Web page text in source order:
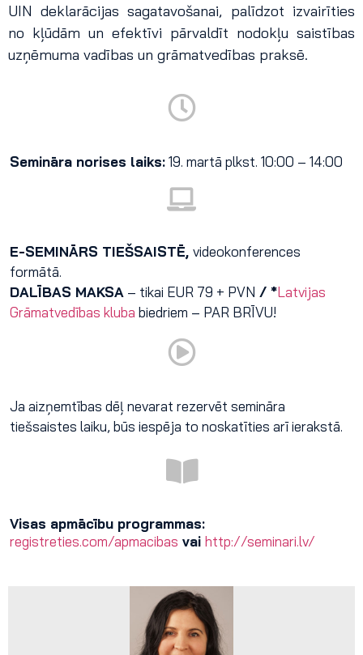
UIN deklarācijas sagatavošanai, palīdzot izvairīties
no kļūdām un efektīvi pārvaldīt nodokļu saistības
uzņēmuma vadības un grāmatvedības praksē.
Semināra norises laiks:19. martā plkst. 10:00 – 14:00
E-SEMINĀRS TIEŠSAISTĒ, videokonferences
formātā.
DALĪBAS MAKSA – tikai EUR 79 + PVN / *Latvijas
Grāmatvedības kluba biedriem – PAR BRĪVU!
Ja aizņemtības dēļ nevarat rezervēt semināra
tiešsaistes laiku, būs iespēja to noskatīties arī ierakstā.
Visas apmācību programmas:
registreties.com/apmacibas vai http://seminari.lv/